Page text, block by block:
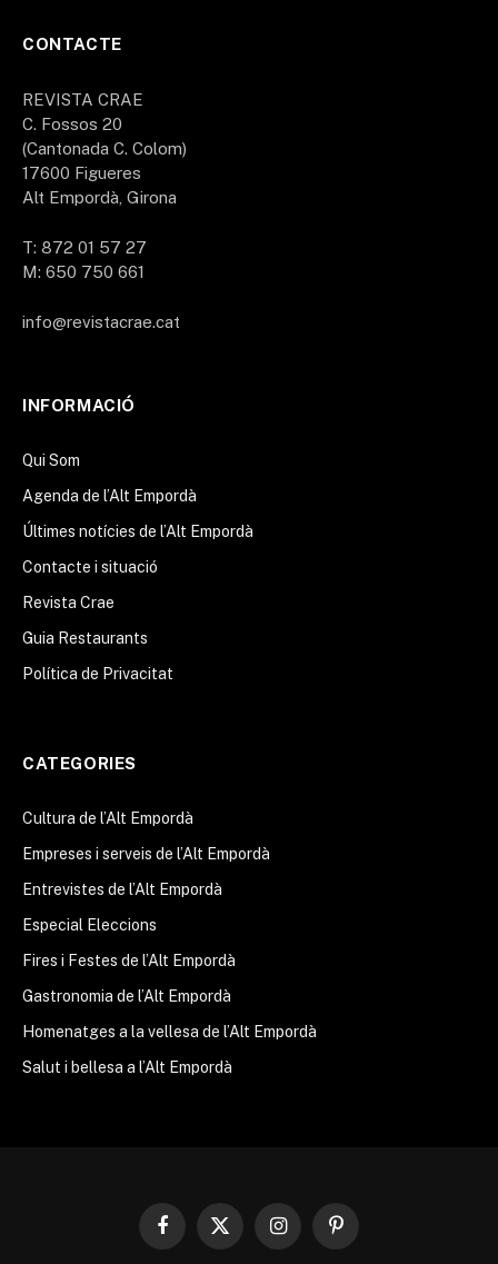
CONTACTE
REVISTA CRAE
C. Fossos 20
(Cantonada C. Colom)
17600 Figueres
Alt Empordà, Girona
T: 872 01 57 27
M: 650 750 661
info@revistacrae.cat
INFORMACIÓ
Qui Som
Agenda de l’Alt Empordà
Últimes notícies de l’Alt Empordà
Contacte i situació
Revista Crae
Guia Restaurants
Política de Privacitat
CATEGORIES
Cultura de l’Alt Empordà
Empreses i serveis de l’Alt Empordà
Entrevistes de l’Alt Empordà
Especial Eleccions
Fires i Festes de l’Alt Empordà
Gastronomia de l’Alt Empordà
Homenatges a la vellesa de l’Alt Empordà
Salut i bellesa a l’Alt Empordà
Facebook
X
InstagramPinterest